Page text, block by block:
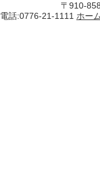
〒910-
電話:0776-21-1111 ホー